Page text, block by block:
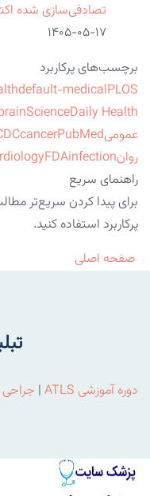
تصادفی‌سازی شده
۱۴۰۵-۰۵-۱۷
برچسب‌های پرکاربرد
default-medicalPLOS
ScienceDaily Health
عمومی
cancerPubMed
روان
FDAinfection
راهنمای سریع
برای پیدا کردن سریع‌تر
پرکاربرد استفاده کنید.
صفحه اصلی
دوره آموزشی ATLS | جراحی